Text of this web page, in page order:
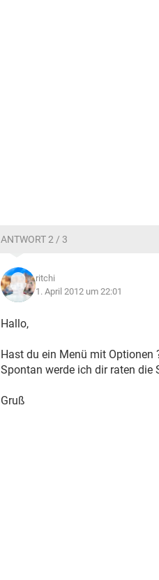
ANTWORT 2 / 3
ritchi
1. April 2012 um 22:01
Hallo,
Hast du ein Menü mit Optionen
Spontan werde ich dir raten die
Gruß